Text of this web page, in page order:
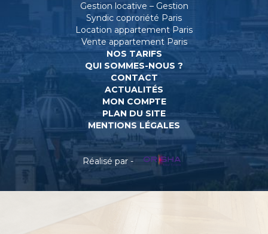
Gestion locative – Gestion
Syndic coproriété Paris
Location appartement Paris
Vente appartement Paris
NOS TARIFS
QUI SOMMES-NOUS ?
CONTACT
ACTUALITÉS
MON COMPTE
PLAN DU SITE
MENTIONS LÉGALES
Réalisé par -